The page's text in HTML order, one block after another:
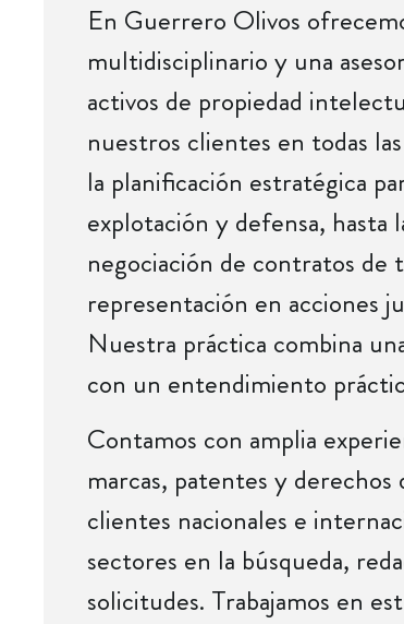
En Guerrero Olivos
multidisciplinario y una
activos de propiedad
nuestros clientes en todas
la planificación estratégica
explotación y defensa,
negociación de contratos
representación en acciones
Nuestra práctica combina
con un entendimiento
Contamos con amplia
marcas, patentes y derechos
clientes nacionales e
sectores en la búsqueda,
solicitudes. Trabajamos en